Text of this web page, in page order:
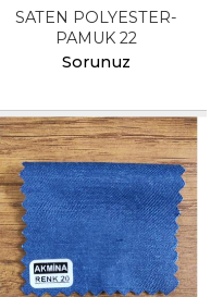
SATEN POLYESTER-
PAMUK 22
Sorunuz